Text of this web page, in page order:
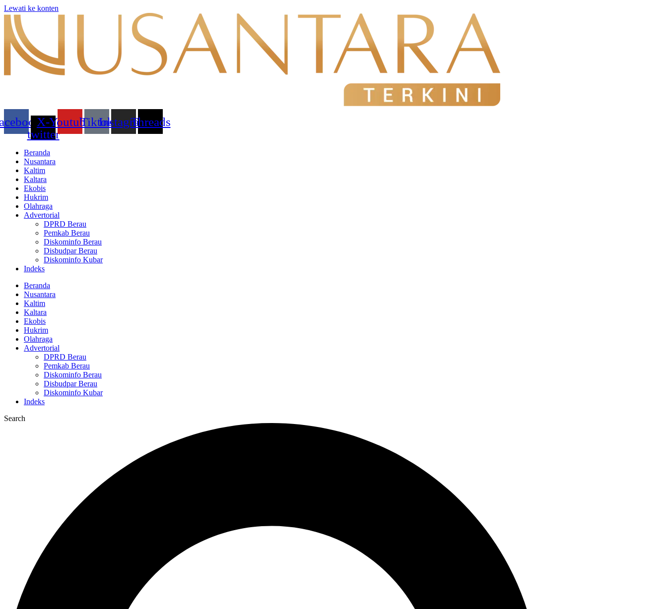
Lewati ke konten
X-
twitter
YoutubeTiktokInstagramThreads
Beranda
Nusantara
Kaltim
Kaltara
Ekobis
Hukrim
Olahraga
Advertorial
DPRD Berau
Pemkab Berau
Diskominfo Berau
Disbudpar Berau
Diskominfo Kubar
Indeks
Beranda
Nusantara
Kaltim
Kaltara
Ekobis
Hukrim
Olahraga
Advertorial
DPRD Berau
Pemkab Berau
Diskominfo Berau
Disbudpar Berau
Diskominfo Kubar
Indeks
Search